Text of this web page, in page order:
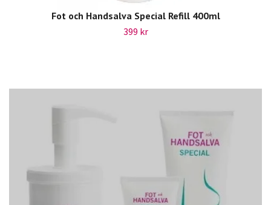
Fot och Handsalva Special Refill 400ml
399 kr